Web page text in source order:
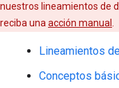
nuestros lineamientos de
reciba una acción manual
Lineamientos
Conceptos